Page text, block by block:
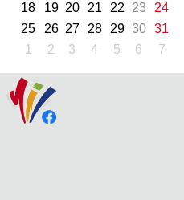
18
19 20 21 22 23
24
25
26 27 28 29 30
31
1
2 3 4 5 6 7